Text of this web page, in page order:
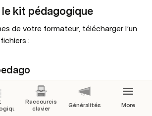
kit pédagogique
de votre formateur, télécharger l’un
:
zip
Raccourcis
clavier
Généralités More